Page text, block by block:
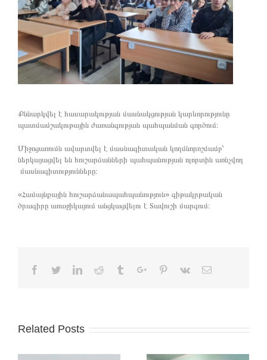
Քննարկվել է հասարակության մասնակցության կարևորությունը
պատմամշակութային ժառանգության պահպանման գործում։
Միջոցառումն ավարտվել է մասնագիտական կողմնորոշմամբ՝
ներկայացվել են հուշարձանների պահպանության ոլորտին առնչվող
մասնագիտությունները։
«Համայնքային հուշարձանապահպանություն» գիթակրթական
ծրագիրը առաջիկայում անցկացվելու է Տավուշի մարզում։
Facebook
TwitterLinkedinReddit TumblrGoogle+Pinterest
Vk Email
Related Posts